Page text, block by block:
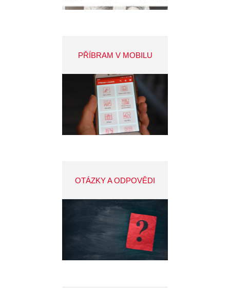
PŘÍBRAM V MOBILU
OTÁZKY A ODPOVĚDI